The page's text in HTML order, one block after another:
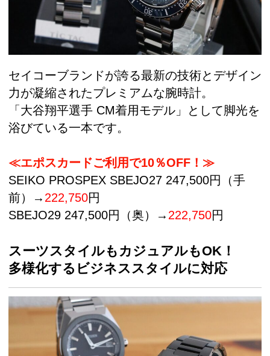
セイコーブランドが誇る最新の技術とデザイン
力が凝縮されたプレミアムな腕時計。
「大谷翔平選手 CM着用モデル」として脚光を
浴びている一本です。
≪エポスカードご利用で10％OFF！≫
SEIKO PROSPEX SBEJO27 247,500円（手
前）→ 222,750円
SBEJO29 247,500円（奥）→ 222,750円
スーツスタイルもカジュアルもOK！
多様化するビジネススタイルに対応